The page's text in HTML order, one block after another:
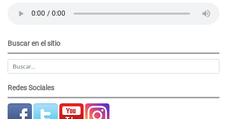
Buscar en el sitio
Redes Sociales